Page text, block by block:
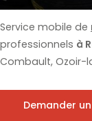
Service mobile de
professionnels à
Combault, Ozoir-
Demander